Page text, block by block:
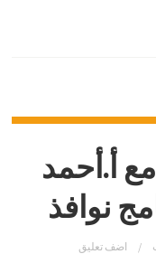
أ.أحمد
نوافذ
اضف تعليق